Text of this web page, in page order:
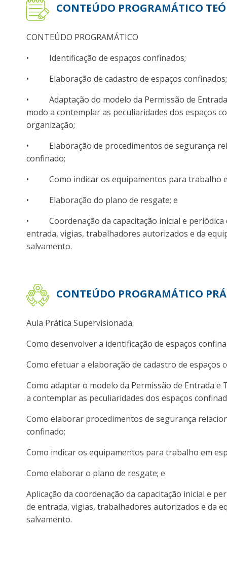
CONTEÚDO PROGRAMÁTICO
CONTEÚDO PROGRAMÁTICO
• Identificação de espaços confinados;
• Elaboração de cadastro de espaços confinados;
• Adaptação do modelo da Permissão de Entrada
modo a contemplar as peculiaridades dos espaços
organização;
• Elaboração de procedimentos de segurança
confinado;
• Como indicar os equipamentos para trabalho
• Elaboração do plano de resgate; e
• Coordenação da capacitação inicial e periódica
entrada, vigias, trabalhadores autorizados e da
salvamento.
CONTEÚDO PROGRAMÁTICO
Aula Prática Supervisionada.
Como desenvolver a identificação de espaços
Como efetuar a elaboração de cadastro de espaços
Como adaptar o modelo da Permissão de Entrada e
a contemplar as peculiaridades dos espaços
Como elaborar procedimentos de segurança
confinado;
Como indicar os equipamentos para trabalho em
Como elaborar o plano de resgate; e
Aplicação da coordenação da capacitação inicial e
de entrada, vigias, trabalhadores autorizados e da
salvamento.